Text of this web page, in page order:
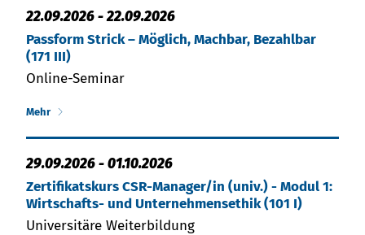
22.09.2026 - 22.09.2026
Passform Strick – Möglich, Machbar, Bezahlbar
(171 III)
Online-Seminar
Mehr
29.09.2026 - 01.10.2026
Zertifikatskurs CSR-Manager/in (univ.) - Modul 1:
Wirtschafts- und Unternehmensethik (101 I)
Universitäre Weiterbildung